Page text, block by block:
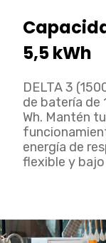
5,5 kWh
DELTA 3
de batería de
Wh. Mantén
energía de
flexible y